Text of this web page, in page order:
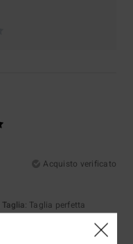
Acquisto verificato
Taglia: Taglia perfetta